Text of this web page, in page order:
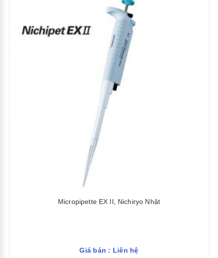
Micropipette EX II, Nichiryo Nhật
Giá bán : Liên hệ